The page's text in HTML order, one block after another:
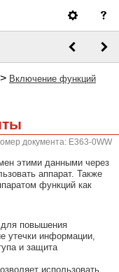
> Включение функций
документа: E363-0WW
этими данными через
аппарат. Также
функций как
для повышения
утечки информации,
и защита
использовать